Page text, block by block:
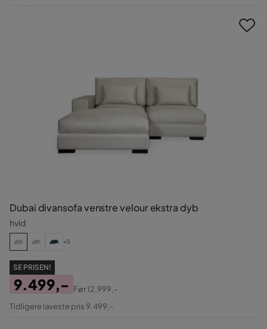
Dubai divansofa venstre velour ekstra dyb
hvid
+5
SE PRISEN!
Pris
9.499,-
Original
Før12.999,-
Tidligere laveste pris 9.499,-